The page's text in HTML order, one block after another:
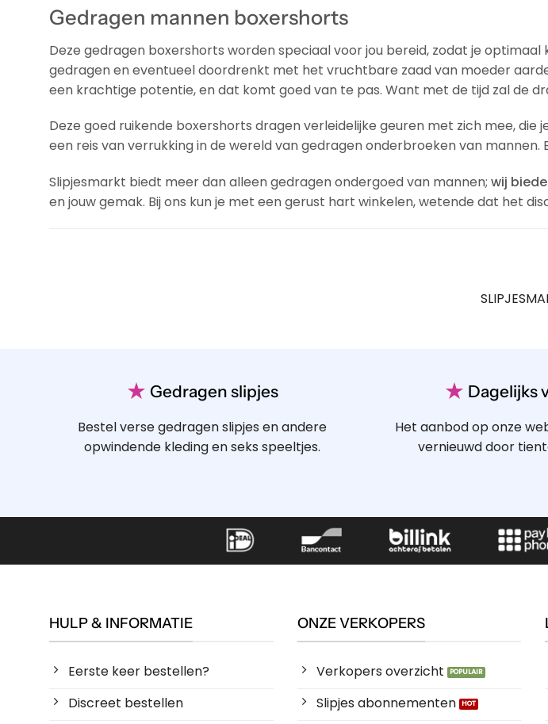
Gedragen mannen boxershorts
Deze gedragen boxershorts worden speciaal voor jou bereid, zodat je
gedragen en eventueel doordrenkt met het vruchtbare zaad van moeder
een krachtige potentie, en dat komt goed van te pas. Want met de tijd zal de
Deze goed ruikende boxershorts dragen verleidelijke geuren met zich mee,
een reis van verrukking in de wereld van gedragen onderbroeken van
Slipjesmarkt biedt meer dan alleen gedragen ondergoed van mannen; wij
en jouw gemak. Bij ons kun je met een gerust hart winkelen, wetende dat het
★ Gedragen slipjes
Bestel verse gedragen slipjes en andere
opwindende kleding en seks speeltjes.
★ Dagelijks
Het aanbod op onze
vernieuwd door
HULP & INFORMATIE
Eerste keer bestellen?
Discreet bestellen
ONZE VERKOPERS
Verkopers overzicht
Slipjes abonnementen